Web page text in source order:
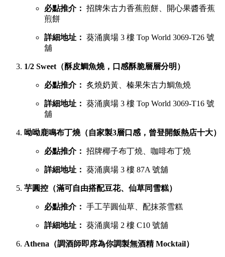
必點推介： 招牌朱古力香蕉煎餅、開心果醬香蕉
煎餅
詳細地址： 葵涌廣場 3 樓 Top World 3069-T26 號
舖
1/2 Sweet（酥皮鯛魚燒，口感酥脆層層分明）
必點推介： 炙燒奶黃、榛果朱古力鯛魚燒
詳細地址： 葵涌廣場 3 樓 Top World 3069-T16 號
舖
呦呦鹿鳴布丁燒（自家製3層口感，曾登開飯熱店十大）
必點推介： 招牌椰子布丁燒、咖啡布丁燒
詳細地址： 葵涌廣場 3 樓 87A 號舖
芋圓控（滿可自由搭配豆花、仙草同雪糕）
必點推介： 手工芋圓仙草、配抹茶雪糕
詳細地址： 葵涌廣場 2 樓 C10 號舖
Athena（調酒師即席為你調製無酒精 Mocktail）